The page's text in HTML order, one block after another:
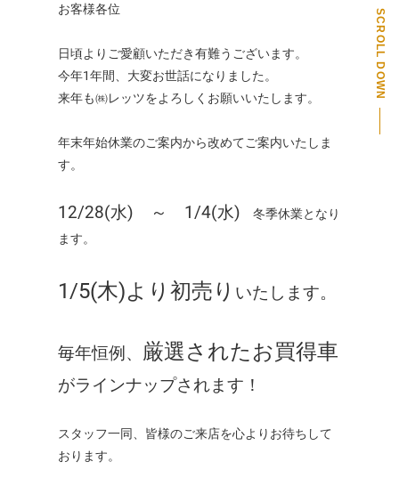
お客様各位
日頃よりご愛顧いただき有難うございます。
今年1年間、大変お世話になりました。
来年も㈱レッツをよろしくお願いいたします。
年末年始休業のご案内から改めてご案内いたしま
す。
12/28(水) ～ 1/4(水) 冬季休業となり
ます。
1/5(木)より初売り いたします。
毎年恒例、 厳選されたお買得車
がラインナップされます！
スタッフ一同、皆様のご来店を心よりお待ちして
おります。
SCROLL DOWN
PAGE TOP